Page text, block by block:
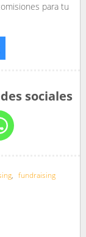
para tu
sociales
, fundraising